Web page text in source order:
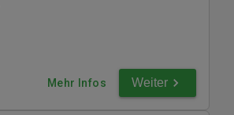
Mehr Infos
Weiter